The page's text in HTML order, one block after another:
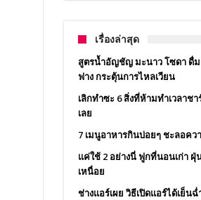
เรื่องล่าสุด
สูตรน้ำอัญชัญ มะนาว โซดา ดื่ม
ฟาง กระตุ้นการไหลเวียน
เลิกทำซะ 6 สิ่งที่ห้ามทำเวลาช
เลย
7 เมนูอาหารกินบ่อยๆ ชะลอคว
แค่ใช้ 2 อย่างนี่ ฟูกที่นอนเก่า ฝุ่
เหนื่อย
ช่างแอร์เผย วิธีเปิดแอร์ได้เย็